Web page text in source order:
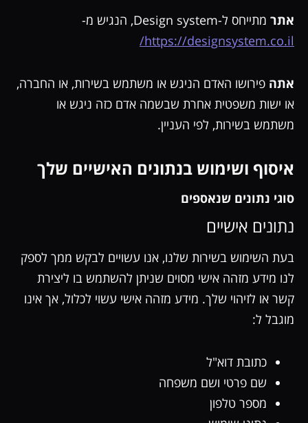
אתר מתייחס ל-Design system, הנגיש מ-
https://designsystem.co.il/
אתה פירושו האדם הניגש או משתמש בשירות, או החברה,
או ישות משפטית אחרת שבשמה אדם כזה ניגש או
משתמש בשירות, לפי העניין.
איסוף ושימוש בנתונים האישיים שלך
סוגי נתונים שנאספים
נתונים אישיים
בעת השימוש בשירות שלנו, אנו עשויים לבקש ממך לספק
לנו מידע מזהה אישי מסוים שניתן להשתמש בו ליצירת
קשר או לזיהוי שלך. מידע מזהה אישי עשוי לכלול, אך אינו
מוגבל ל:
כתובת דוא"ל
שם פרטי ושם משפחה
מספר טלפון